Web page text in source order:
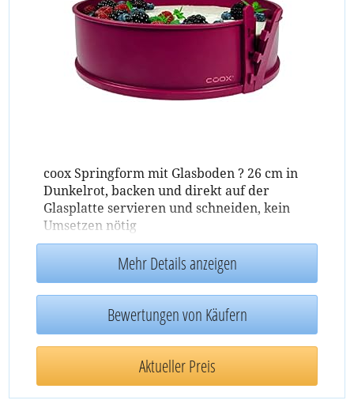
coox Springform mit Glasboden ? 26 cm in
Dunkelrot, backen und direkt auf der
Glasplatte servieren und schneiden, kein
Umsetzen nötig
Mehr Details anzeigen
Bewertungen von Käufern
Aktueller Preis